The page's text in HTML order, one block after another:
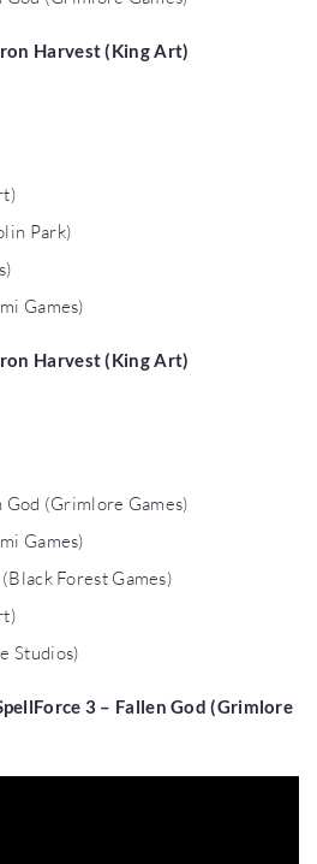
Harvest (King Art)
Park)
Games)
Harvest (King Art)
(Grimlore Games)
Games)
Forest Games)
Studios)
3 – Fallen God (Grimlore